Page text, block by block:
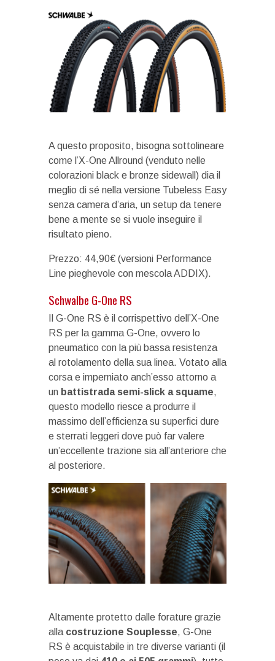
A questo proposito, bisogna sottolineare
come l’X-One Allround (venduto nelle
colorazioni black e bronze sidewall) dia il
meglio di sé nella versione Tubeless Easy
senza camera d’aria, un setup da tenere
bene a mente se si vuole inseguire il
risultato pieno.
Prezzo: 44,90€ (versioni Performance
Line pieghevole con mescola ADDIX).
Schwalbe G-One RS
Il G-One RS è il corrispettivo dell’X-One
RS per la gamma G-One, ovvero lo
pneumatico con la più bassa resistenza
al rotolamento della sua linea. Votato alla
corsa e imperniato anch’esso attorno a
un battistrada semi-slick a squame,
questo modello riesce a produrre il
massimo dell’efficienza su superfici dure
e sterrati leggeri dove può far valere
un’eccellente trazione sia all’anteriore che
al posteriore.
Altamente protetto dalle forature grazie
alla costruzione Souplesse, G-One
RS è acquistabile in tre diverse varianti (il